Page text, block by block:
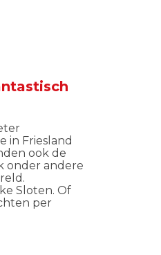
in Friesland
ook de
onder andere
Sloten. Of
per